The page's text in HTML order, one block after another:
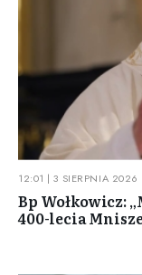
12:01 | 3 SIERPNIA 2026
Bp Wołkowicz:
400-lecia